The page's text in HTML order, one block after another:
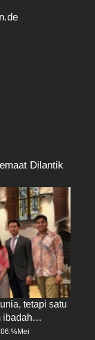
Dilantik
tetapi satu
ibadah…